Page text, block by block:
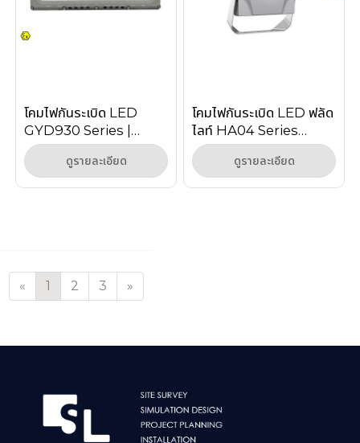
โคมไฟกันระเบิด LED
GYD930 Series |
Explosion Proof
Linear Light Zone 1/2
ดูรายละเอียด
โคมไฟกันระเบิด LED ฟลัด
ไลท์ HA04 Series
150W–240W สำหรับ
Zone 1 Zone 2
ดูรายละเอียด
« 1 2 3 »